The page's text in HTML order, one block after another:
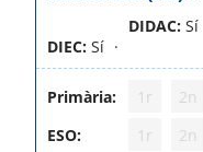
DIEC: Sí
DIDAC: Sí
Primària: 1r 2n
ESO:
1r 2n